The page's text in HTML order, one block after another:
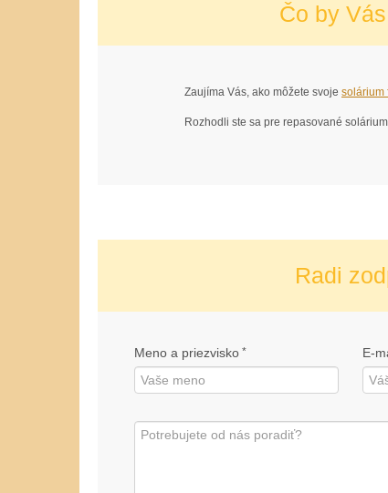
Čo by
Zaujíma Vás, ako môžete svoje solárium
Rozhodli ste sa pre repasované
Radi
Meno a priezvisko * E-